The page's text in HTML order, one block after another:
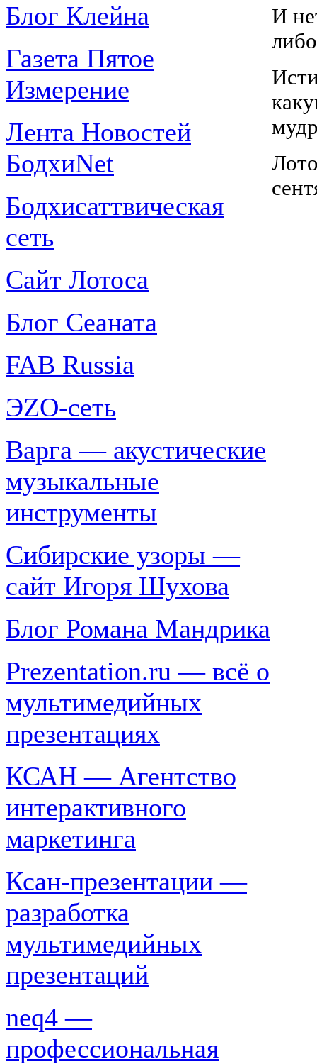
Блог Клейна
Газета Пятое
Измерение
Лента Новостей
БодхиNet
Бодхисаттвическая
сеть
Сайт Лотоса
Блог Сеаната
FAB Russia
ЭZО-сеть
Варга — акустические
музыкальные
инструменты
Сибирские узоры —
сайт Игоря Шухова
Блог Романа Мандрика
Prezentation.ru — всё о
мультимедийных
презентациях
КСАН — Агентство
интерактивного
маркетинга
Ксан-презентации —
разработка
мультимедийных
презентаций
neq4 —
профессиональная
И